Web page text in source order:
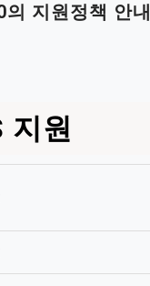
지원정책 안내
지원